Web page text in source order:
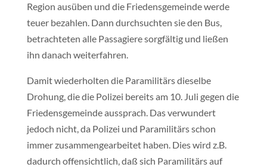
Region ausüben und die Friedensgemeinde werde
teuer bezahlen. Dann durchsuchten sie den Bus,
betrachteten alle Passagiere sorgfältig und ließen
ihn danach weiterfahren.
Damit wiederholten die Paramilitärs dieselbe
Drohung, die die Polizei bereits am 10. Juli gegen die
Friedensgemeinde aussprach. Das verwundert
jedoch nicht, da Polizei und Paramilitärs schon
immer zusammengearbeitet haben. Dies wird z.B.
dadurch offensichtlich, daß sich Paramilitärs auf